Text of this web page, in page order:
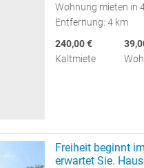
Wohnung mieten in
Entfernung: 4 km
240,00 €
Kaltmiete
Freiheit beginnt
erwartet Sie.